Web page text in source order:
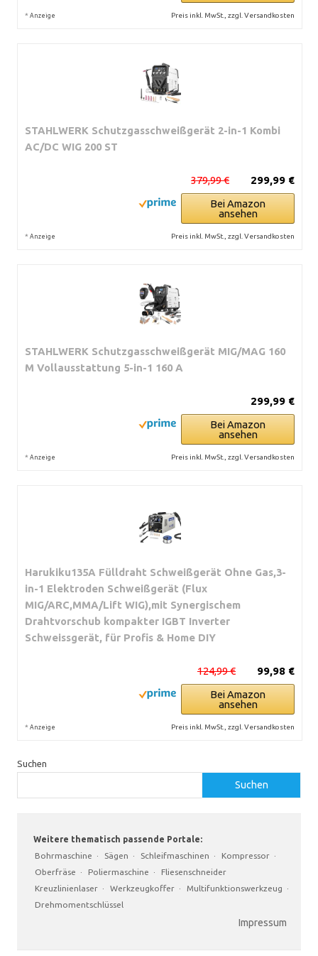
* Anzeige Preis inkl. MwSt., zzgl. Versandkosten
STAHLWERK Schutzgasschweißgerät 2-in-1 Kombi
AC/DC WIG 200 ST
299,99 €
379,99 €
Bei Amazon
ansehen
* Anzeige Preis inkl. MwSt., zzgl. Versandkosten
STAHLWERK Schutzgasschweißgerät MIG/MAG 160
M Vollausstattung 5-in-1 160 A
299,99 €
Bei Amazon
ansehen
* Anzeige Preis inkl. MwSt., zzgl. Versandkosten
Harukiku135A Fülldraht Schweißgerät Ohne Gas,3-
in-1 Elektroden Schweißgerät (Flux
MIG/ARC,MMA/Lift WIG),mit Synergischem
Drahtvorschub kompakter IGBT Inverter
Schweissgerät, für Profis & Home DIY
99,98 €
124,99 €
Bei Amazon
ansehen
* Anzeige Preis inkl. MwSt., zzgl. Versandkosten
Suchen
Suchen
Weitere thematisch passende Portale:
Bohrmaschine · Sägen · Schleifmaschinen · Kompressor ·
Oberfräse · Poliermaschine ·
Fliesenschneider
Kreuzlinienlaser · Werkzeugkoffer · Multifunktionswerkzeug ·
Drehmomentschlüssel
Impressum